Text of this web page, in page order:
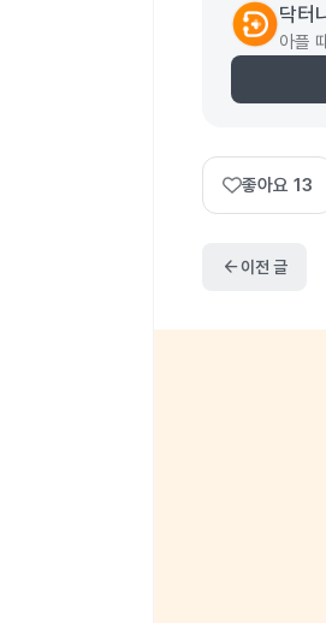
닥터
아플
좋아요 13
arrow_back이전 글